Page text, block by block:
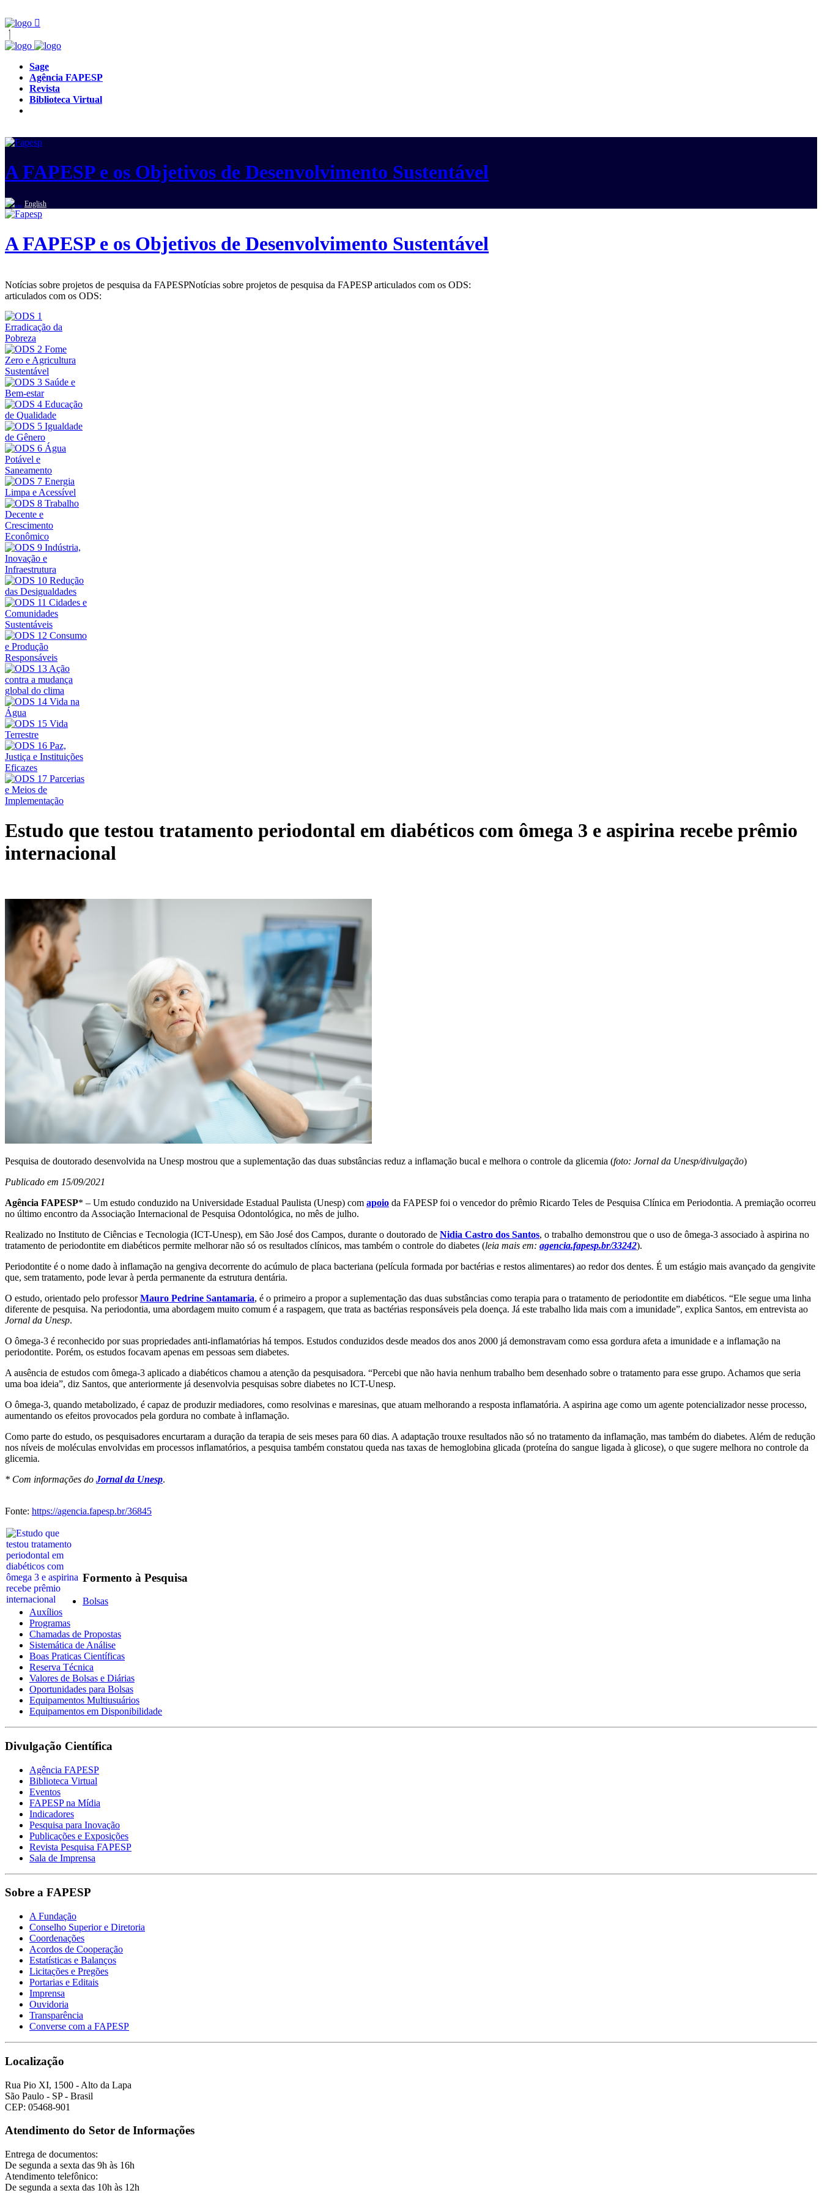
Sage
Agência FAPESP
Revista
Biblioteca Virtual
A FAPESP e os Objetivos de Desenvolvimento Sustentável
English
A FAPESP e os Objetivos de Desenvolvimento Sustentável
Notícias sobre projetos de pesquisa da FAPESP
articulados com os ODS:
Notícias sobre projetos de pesquisa da FAPESP articulados com os ODS:
Estudo que testou tratamento periodontal em diabéticos com ômega 3 e aspirina recebe prêmio
internacional
Pesquisa de doutorado desenvolvida na Unesp mostrou que a suplementação das duas substâncias reduz a inflamação bucal e melhora o controle da glicemia (foto: Jornal da Unesp/divulgação)
Publicado em 15/09/2021
Agência FAPESP* – Um estudo conduzido na Universidade Estadual Paulista (Unesp) com apoio da FAPESP foi o vencedor do prêmio Ricardo Teles de Pesquisa Clínica em Periodontia. A premiação ocorreu
no último encontro da Associação Internacional de Pesquisa Odontológica, no mês de julho.
Realizado no Instituto de Ciências e Tecnologia (ICT-Unesp), em São José dos Campos, durante o doutorado de Nidia Castro dos Santos, o trabalho demonstrou que o uso de ômega-3 associado à aspirina no
tratamento de periodontite em diabéticos permite melhorar não só os resultados clínicos, mas também o controle do diabetes (leia mais em: agencia.fapesp.br/33242).
Periodontite é o nome dado à inflamação na gengiva decorrente do acúmulo de placa bacteriana (película formada por bactérias e restos alimentares) ao redor dos dentes. É um estágio mais avançado da gengivite
que, sem tratamento, pode levar à perda permanente da estrutura dentária.
O estudo, orientado pelo professorMauro Pedrine Santamaria, é o primeiro a propor a suplementação das duas substâncias como terapia para o tratamento de periodontite em diabéticos. “Ele segue uma linha
diferente de pesquisa. Na periodontia, uma abordagem muito comum é a raspagem, que trata as bactérias responsáveis pela doença. Já este trabalho lida mais com a imunidade”, explica Santos, em entrevista ao
Jornal da Unesp.
O ômega-3 é reconhecido por suas propriedades anti-inflamatórias há tempos. Estudos conduzidos desde meados dos anos 2000 já demonstravam como essa gordura afeta a imunidade e a inflamação na
periodontite. Porém, os estudos focavam apenas em pessoas sem diabetes.
A ausência de estudos com ômega-3 aplicado a diabéticos chamou a atenção da pesquisadora. “Percebi que não havia nenhum trabalho bem desenhado sobre o tratamento para esse grupo. Achamos que seria
uma boa ideia”, diz Santos, que anteriormente já desenvolvia pesquisas sobre diabetes no ICT-Unesp.
O ômega-3, quando metabolizado, é capaz de produzir mediadores, como resolvinas e maresinas, que atuam melhorando a resposta inflamatória. A aspirina age como um agente potencializador nesse processo,
aumentando os efeitos provocados pela gordura no combate à inflamação.
Como parte do estudo, os pesquisadores encurtaram a duração da terapia de seis meses para 60 dias. A adaptação trouxe resultados não só no tratamento da inflamação, mas também do diabetes. Além de redução
nos níveis de moléculas envolvidas em processos inflamatórios, a pesquisa também constatou queda nas taxas de hemoglobina glicada (proteína do sangue ligada à glicose), o que sugere melhora no controle da
glicemia.
* Com informações do Jornal da Unesp.
Fonte: https://agencia.fapesp.br/36845
Formento à Pesquisa
Bolsas
Auxílios
Programas
Chamadas de Propostas
Sistemática de Análise
Boas Praticas Científicas
Reserva Técnica
Valores de Bolsas e Diárias
Oportunidades para Bolsas
Equipamentos Multiusuários
Equipamentos em Disponibilidade
Divulgação Científica
Agência FAPESP
Biblioteca Virtual
Eventos
FAPESP na Mídia
Indicadores
Pesquisa para Inovação
Publicações e Exposições
Revista Pesquisa FAPESP
Sala de Imprensa
Sobre a FAPESP
A Fundação
Conselho Superior e Diretoria
Coordenações
Acordos de Cooperação
Estatísticas e Balanços
Licitações e Pregões
Portarias e Editais
Imprensa
Ouvidoria
Transparência
Converse com a FAPESP
Localização
Rua Pio XI, 1500 - Alto da Lapa
São Paulo - SP - Brasil
CEP: 05468-901
Atendimento do Setor de Informações
Entrega de documentos:
De segunda a sexta das 9h às 16h
Atendimento telefônico:
De segunda a sexta das 10h às 12h